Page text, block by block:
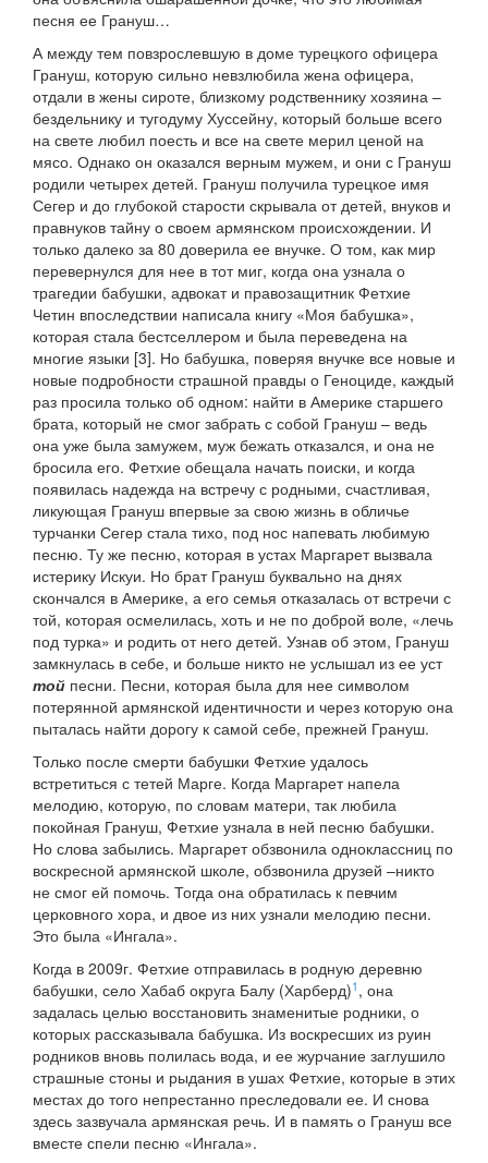
песня ее Грануш…
А между тем повзрослевшую в доме турецкого офицера
Грануш, которую сильно невзлюбила жена офицера,
отдали в жены сироте, близкому родственнику хозяина –
бездельнику и тугодуму Хуссейну, который больше всего
на свете любил поесть и все на свете мерил ценой на
мясо. Однако он оказался верным мужем, и они с Грануш
родили четырех детей. Грануш получила турецкое имя
Сегер и до глубокой старости скрывала от детей, внуков и
правнуков тайну о своем армянском происхождении. И
только далеко за 80 доверила ее внучке. О том, как мир
перевернулся для нее в тот миг, когда она узнала о
трагедии бабушки, адвокат и правозащитник Фетхие
Четин впоследствии написала книгу «Моя бабушка»,
которая стала бестселлером и была переведена на
многие языки [3]. Но бабушка, поверяя внучке все новые и
новые подробности страшной правды о Геноциде, каждый
раз просила только об одном: найти в Америке старшего
брата, который не смог забрать с собой Грануш – ведь
она уже была замужем, муж бежать отказался, и она не
бросила его. Фетхие обещала начать поиски, и когда
появилась надежда на встречу с родными, счастливая,
ликующая Грануш впервые за свою жизнь в обличье
турчанки Сегер стала тихо, под нос напевать любимую
песню. Ту же песню, которая в устах Маргарет вызвала
истерику Искуи. Но брат Грануш буквально на днях
скончался в Америке, а его семья отказалась от встречи с
той, которая осмелилась, хоть и не по доброй воле, «лечь
под турка» и родить от него детей. Узнав об этом, Грануш
замкнулась в себе, и больше никто не услышал из ее уст
той песни. Песни, которая была для нее символом
потерянной армянской идентичности и через которую она
пыталась найти дорогу к самой себе, прежней Грануш.
Только после смерти бабушки Фетхие удалось
встретиться с тетей Марге. Когда Маргарет напела
мелодию, которую, по словам матери, так любила
покойная Грануш, Фетхие узнала в ней песню бабушки.
Но слова забылись. Маргарет обзвонила одноклассниц по
воскресной армянской школе, обзвонила друзей –никто
не смог ей помочь. Тогда она обратилась к певчим
церковного хора, и двое из них узнали мелодию песни.
Это была «Ингала».
Когда в 2009г. Фетхие отправилась в родную деревню
бабушки, село Хабаб округа Балу (Харберд)1 , она
задалась целью восстановить знаменитые родники, о
которых рассказывала бабушка. Из воскресших из руин
родников вновь полилась вода, и ее журчание заглушило
страшные стоны и рыдания в ушах Фетхие, которые в этих
местах до того непрестанно преследовали ее. И снова
здесь зазвучала армянская речь. И в память о Грануш все
вместе спели песню «Ингала».